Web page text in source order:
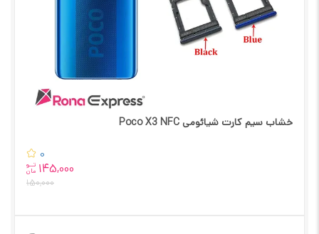
خشاب سیم کارت شیائومی Poco X3 NFC
0
تــو
مان 145,000
150,000